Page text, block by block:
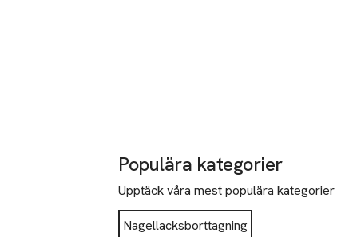
Populära kategorier
Upptäck våra mest populära kategorier
Nagellacksborttagning